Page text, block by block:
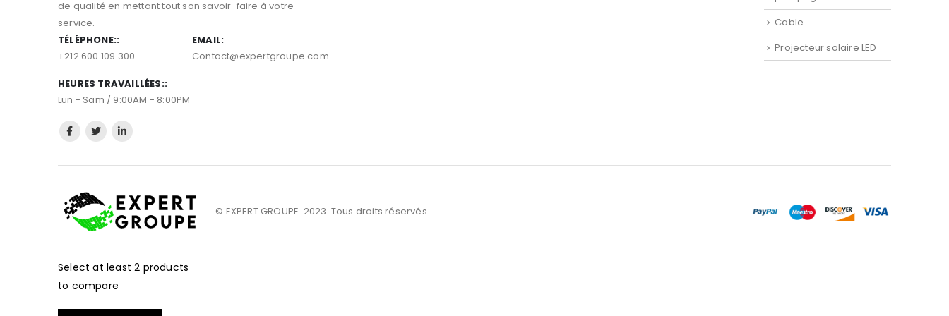
depuis 2015, Expert groupe vous propose des produits
de qualité en mettant tout son savoir-faire à votre
service.
+212 600 109 300
HEURES TRAVAILLÉES::
Lun - Sam / 9:00AM - 8:00PM
pompage solaire
Cable
Select at least 2 products
to compare